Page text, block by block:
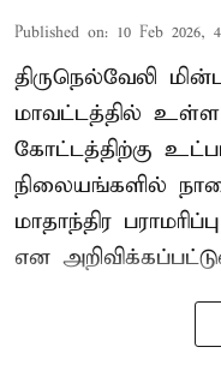
Published on: 10 Feb 2026,
திருநெல்வேலி
மாவட்டத்தில்
கோட்டத்திற்கு
நிலையங்களில்
மாதாந்திர
என